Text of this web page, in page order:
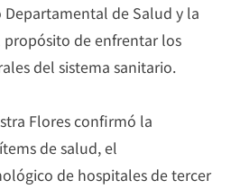
Departamental de Salud y la
propósito de enfrentar los
del sistema sanitario.
Flores confirmó la
de salud, el
de hospitales de tercer